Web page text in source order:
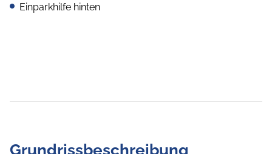
Einparkhilfe hinten
Grundrissbeschreibung